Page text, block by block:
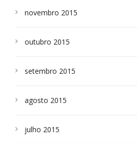
novembro 2015
outubro 2015
setembro 2015
agosto 2015
julho 2015